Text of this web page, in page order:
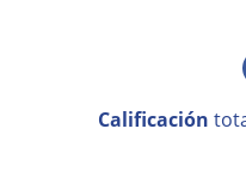
Calificación